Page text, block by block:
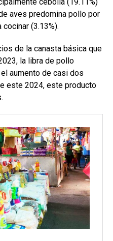
aves predomina pollo por
(3.13%).
de la canasta básica que
la libra de pollo
aumento de casi dos
este 2024, este producto